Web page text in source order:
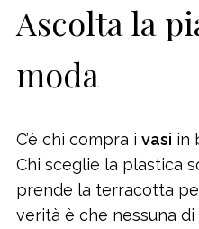
Ascolta la
moda
C’è chi compra i vasi in
Chi sceglie la plastica
prende la terracotta
verità è che nessuna